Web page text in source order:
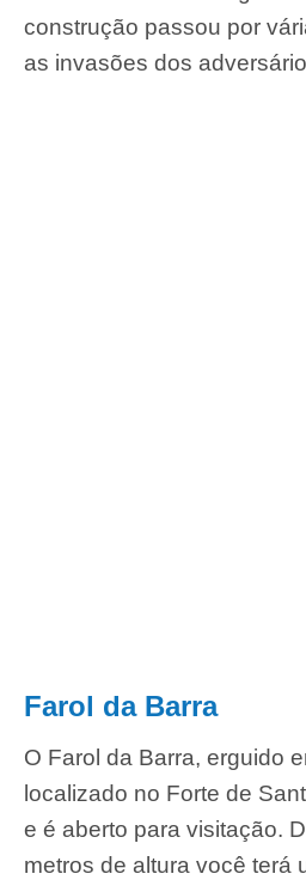
construção passou por
as invasões dos
Farol da Barra
O Farol da Barra, erguido
localizado no Forte de
e é aberto para visitação.
metros de altura você terá